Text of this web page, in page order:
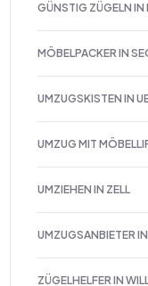
GÜNSTIG ZÜGELN IN
MÖBELPACKER IN
UMZUGSKISTEN IN
UMZUG MIT
UMZIEHEN IN ZELL
UMZUGSANBIETER
ZÜGELHELFER IN